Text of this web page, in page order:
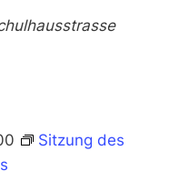
Sitzung des